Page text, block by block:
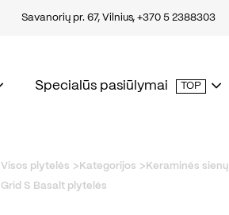
Savanorių pr. 67, Vilnius, +370 5 2388303
Specialūs pasiūlymai TOP
Visos plytelės Kategorijos Keraminės
Grid S Basalt plytelės